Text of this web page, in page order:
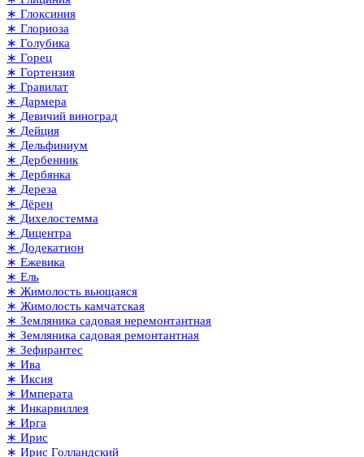
∗ Глоксиния
∗ Глориоза
∗ Голубика
∗ Горец
∗ Гортензия
∗ Гравилат
∗ Дармера
∗ Девичий виноград
∗ Дейция
∗ Дельфиниум
∗ Дербенник
∗ Дербянка
∗ Дереза
∗ Дёрен
∗ Дихелостемма
∗ Дицентра
∗ Додекатион
∗ Ежевика
∗ Ель
∗ Жимолость вьющаяся
∗ Жимолость камчатская
∗ Земляника садовая неремонтантная
∗ Земляника садовая ремонтантная
∗ Зефирантес
∗ Ива
∗ Иксия
∗ Императа
∗ Инкарвиллея
∗ Ирга
∗ Ирис
∗ Ирис Голландский